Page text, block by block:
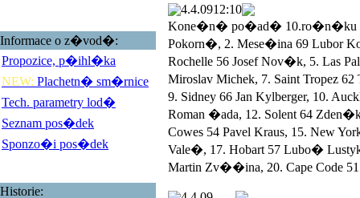
Informace o z�vod�:
Propozice, p�ihl�ka
NEW: Plachetn� sm�rnice
Tech. parametry lod�
Seznam pos�dek
Sponzo�i pos�dek
Historie:
4.4.0912:10
Kone�n� po�ad� 10.ro�n�ku
Pokorn�, 2. Mese�ina 69 Lubor
Rochelle 56 Josef Nov�k, 5. Las
Miroslav Michek, 7. Saint Tropez
9. Sidney 66 Jan Kylberger, 10.
Roman �ada, 12. Solent 64
Cowes 54 Pavel Kraus, 15. New
Vale�, 17. Hobart 57 Lubo�
Martin Zv��ina, 20. Cape Code 51